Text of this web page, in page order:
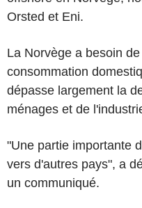
Orsted et Eni.
La Norvège a besoin
consommation
dépasse largement la
ménages et de
"Une partie importante
vers d'autres pays", a
un communiqué.